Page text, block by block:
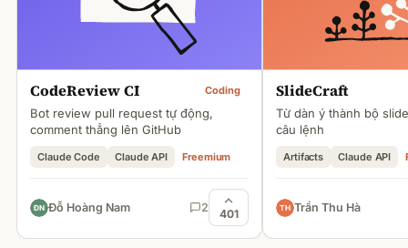
CodeReview CI Coding
Bot review pull request tự động,
comment thẳng lên GitHub
Claude Code Claude API Freemium
Đỗ Hoàng Nam 2 401
SlideCraft
Từ dàn ý thành bộ
câu lệnh
Artifacts Claude API
Trần Thu Hà